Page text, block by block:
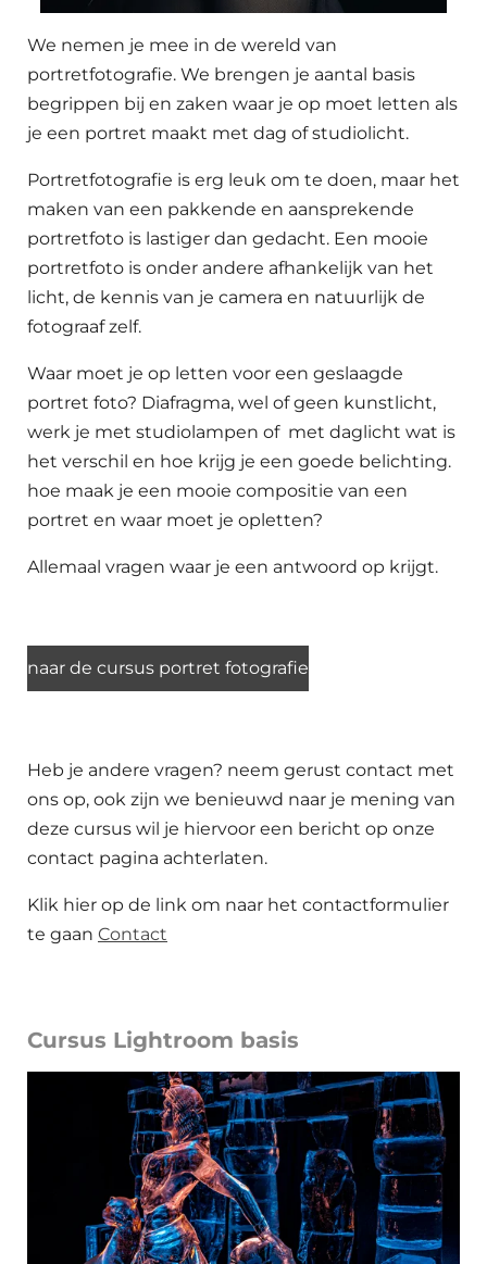
We nemen je mee in de wereld van
portretfotografie. We brengen je aantal basis
begrippen bij en zaken waar je op moet letten als
je een portret maakt met dag of studiolicht.
Portretfotografie is erg leuk om te doen, maar het
maken van een pakkende en aansprekende
portretfoto is lastiger dan gedacht. Een mooie
portretfoto is onder andere afhankelijk van het
licht, de kennis van je camera en natuurlijk de
fotograaf zelf.
Waar moet je op letten voor een geslaagde
portret foto? Diafragma, wel of geen kunstlicht,
werk je met studiolampen of met daglicht wat is
het verschil en hoe krijg je een goede belichting.
hoe maak je een mooie compositie van een
portret en waar moet je opletten?
Allemaal vragen waar je een antwoord op krijgt.
naar de cursus portret fotografie
Heb je andere vragen? neem gerust contact met
ons op, ook zijn we benieuwd naar je mening van
deze cursus wil je hiervoor een bericht op onze
contact pagina achterlaten.
Klik hier op de link om naar het contactformulier
te gaan Contact
Cursus Lightroom basis